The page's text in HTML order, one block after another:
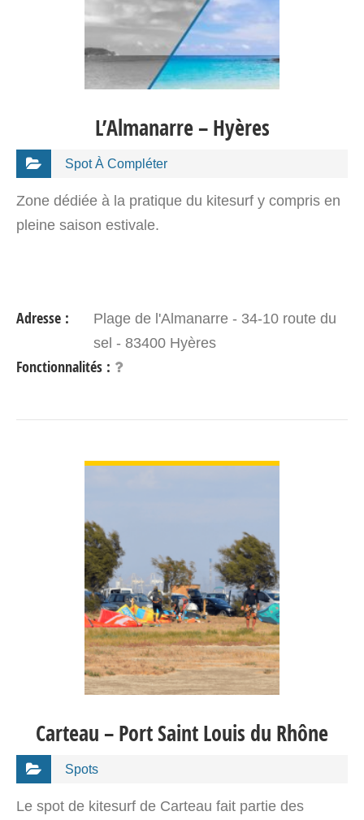
L’Almanarre – Hyères
Spot À Compléter
Zone dédiée à la pratique du kitesurf y compris en
pleine saison estivale.
Adresse :
Plage de l'Almanarre - 34-10 route du
sel - 83400 Hyères
Fonctionnalités :
Carteau – Port Saint Louis du Rhône
Spots
Le spot de kitesurf de Carteau fait partie des